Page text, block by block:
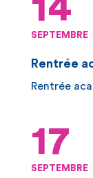
14
SEPTEMBRE
Rentrée
Rentrée
17
SEPTEMBRE